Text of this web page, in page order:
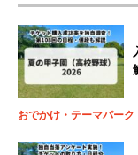
おでかけ・テーマパーク